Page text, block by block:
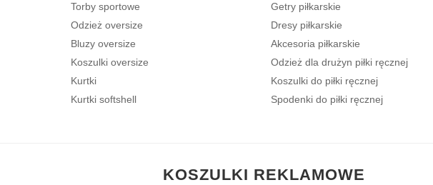
Torby sportowe
Odzież oversize
Bluzy oversize
Koszulki oversize
Kurtki
Kurtki softshell
Getry piłkarskie
Dresy piłkarskie
Akcesoria piłkarskie
Odzież dla drużyn piłki ręcznej
Koszulki do piłki ręcznej
Spodenki do piłki ręcznej
KOSZULKI REKLAMOWE